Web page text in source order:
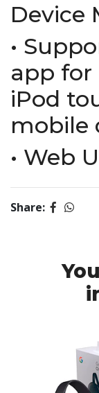
Device
•
app for
iPod
mobile
• Web
Share: